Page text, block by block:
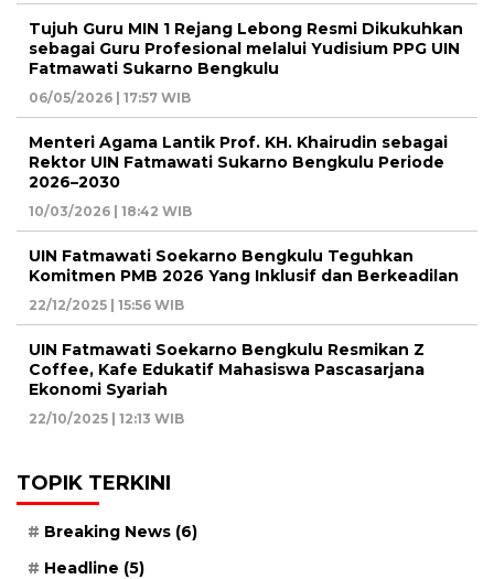
Tujuh Guru MIN 1 Rejang Lebong Resmi Dikukuhkan
sebagai Guru Profesional melalui Yudisium PPG UIN
Fatmawati Sukarno Bengkulu
06/05/2026 | 17:57 WIB
Menteri Agama Lantik Prof. KH. Khairudin sebagai
Rektor UIN Fatmawati Sukarno Bengkulu Periode
2026–2030
10/03/2026 | 18:42 WIB
UIN Fatmawati Soekarno Bengkulu Teguhkan
Komitmen PMB 2026 Yang Inklusif dan Berkeadilan
22/12/2025 | 15:56 WIB
UIN Fatmawati Soekarno Bengkulu Resmikan Z
Coffee, Kafe Edukatif Mahasiswa Pascasarjana
Ekonomi Syariah
22/10/2025 | 12:13 WIB
TOPIK TERKINI
Breaking News (6)
Headline (5)